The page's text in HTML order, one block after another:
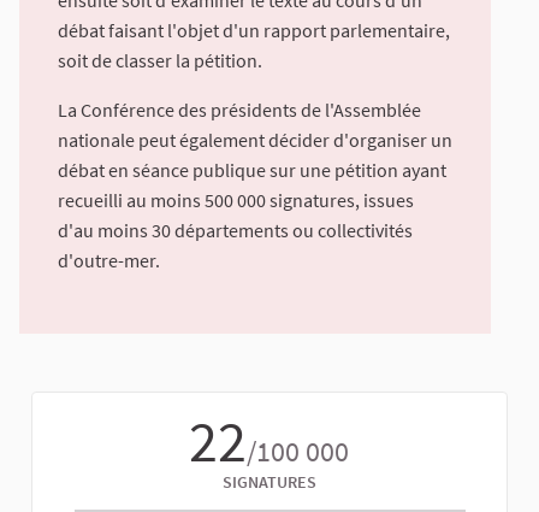
débat faisant l'objet d'un rapport parlementaire,
soit de classer la pétition.
La Conférence des présidents de l'Assemblée
nationale peut également décider d'organiser un
débat en séance publique sur une pétition ayant
recueilli au moins 500 000 signatures, issues
d'au moins 30 départements ou collectivités
d'outre-mer.
22/100 000
SIGNATURES